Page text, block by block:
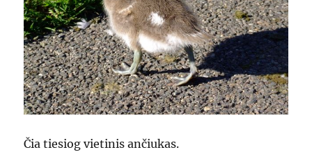
Čia tiesiog vietinis ančiukas.